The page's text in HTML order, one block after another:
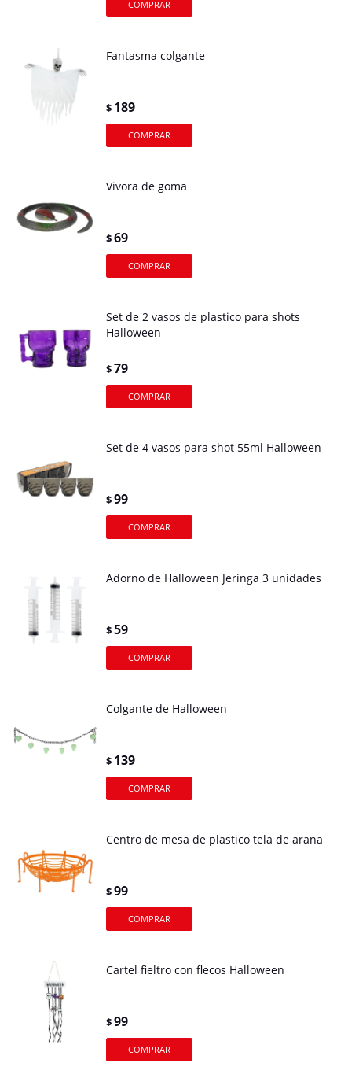
Fantasma colgante
$ 189
Vivora de goma
$69
Set de 2 vasos de plastico para shots
Halloween
$79
Set de 4 vasos para shot 55ml Halloween
$99
Adorno de Halloween Jeringa 3 unidades
$59
Colgante de Halloween
$ 139
Centro de mesa de plastico tela de arana
$99
Cartel fieltro con flecos Halloween
$99